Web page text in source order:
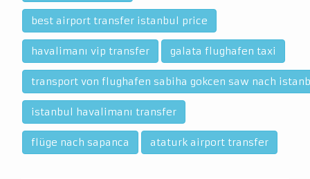
best airport transfer istanbul price
havalimanı vip transfer galata flughafen taxi
transport von flughafen sabiha gokcen saw nach
istanbul havalimanı transfer
flüge nach sapanca ataturk airport transfer